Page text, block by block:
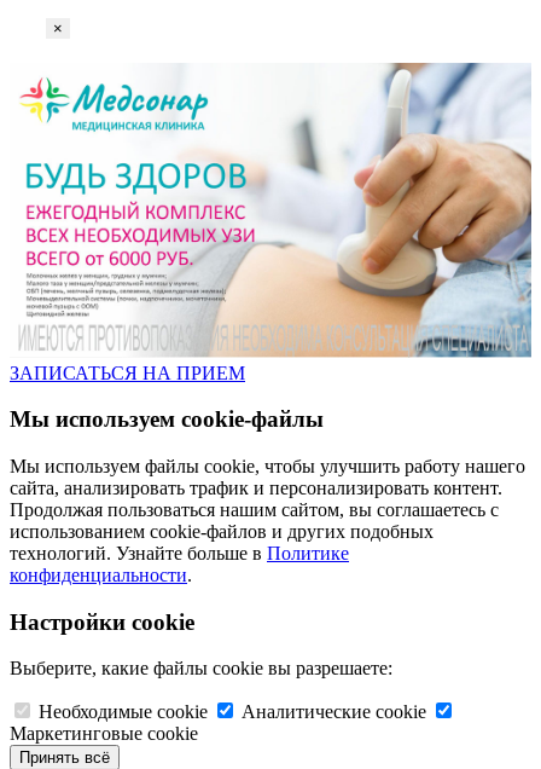
×
ЗАПИСАТЬСЯ НА ПРИЕМ
Мы используем cookie-файлы
Мы используем файлы cookie, чтобы улучшить работу нашего
сайта, анализировать трафик и персонализировать контент.
Продолжая пользоваться нашим сайтом, вы соглашаетесь с
использованием cookie-файлов и других подобных
технологий. Узнайте больше в Политике
конфиденциальности.
Настройки cookie
Выберите, какие файлы cookie вы разрешаете:
Необходимые cookie
Аналитические cookie
Маркетинговые cookie
Принять всё